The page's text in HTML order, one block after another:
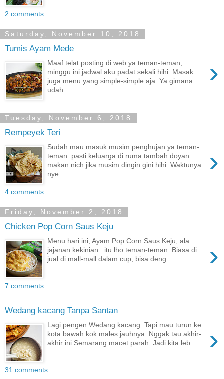
2 comments:
Saturday, November 10, 2018
Tumis Ayam Mede
›
Maaf telat posting di web ya teman-teman,
minggu ini jadwal aku padat sekali hihi. Masak
juga menu yang simple-simple aja. Ya gimana
udah...
Tuesday, November 6, 2018
Rempeyek Teri
›
Sudah mau masuk musim penghujan ya teman-
teman. pasti keluarga di ruma tambah doyan
makan nich jika musim dingin gini hihi. Waktunya
nye...
4 comments:
Friday, November 2, 2018
Chicken Pop Corn Saus Keju
›
Menu hari ini, Ayam Pop Corn Saus Keju, ala
jajanan kekinian itu lho teman-teman. Biasa di
jual di mall-mall dalam cup, bisa deng...
7 comments:
Wedang kacang Tanpa Santan
›
Lagi pengen Wedang kacang. Tapi mau turun ke
kota bawah kok males jauhnya. Nggak tau akhir-
akhir ini Semarang macet parah. Jadi kita leb...
31 comments: